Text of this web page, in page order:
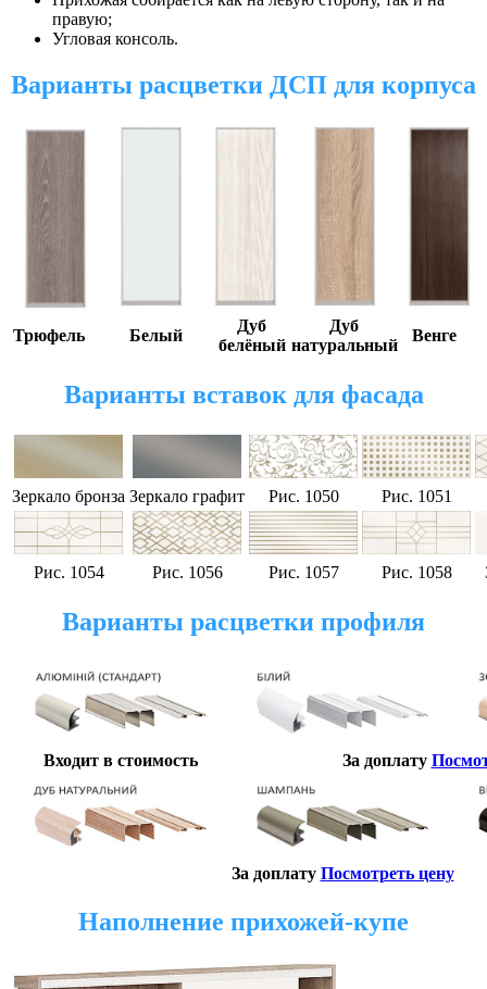
правую;
Угловая консоль.
Варианты расцветки ДСП для корпуса
Трюфель Белый
Дуб
белёный
Дуб
натуральный
Венге
Варианты вставок для фасада
Зеркало бронза Зеркало графит Рис. 1050 Рис. 1051
Рис. 1054 Рис. 1056 Рис. 1057 Рис. 1058
Варианты расцветки профиля
Входит в стоимость За доплату
За доплату Посмотреть цену
Наполнение прихожей-купе